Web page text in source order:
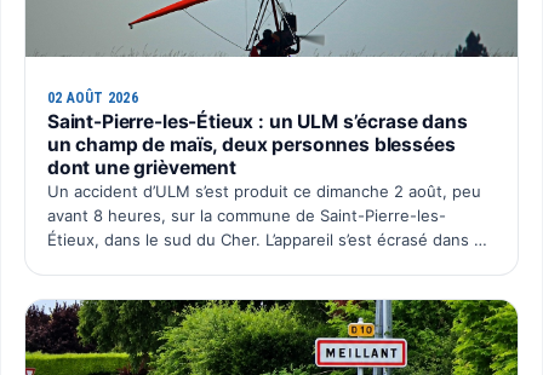
02 AOÛT 2026
Saint-Pierre-les-Étieux : un ULM s’écrase dans
un champ de maïs, deux personnes blessées
dont une grièvement
Un accident d’ULM s’est produit ce dimanche 2 août, peu
avant 8 heures, sur la commune de Saint-Pierre-les-
Étieux, dans le sud du Cher. L’appareil s’est écrasé dans un